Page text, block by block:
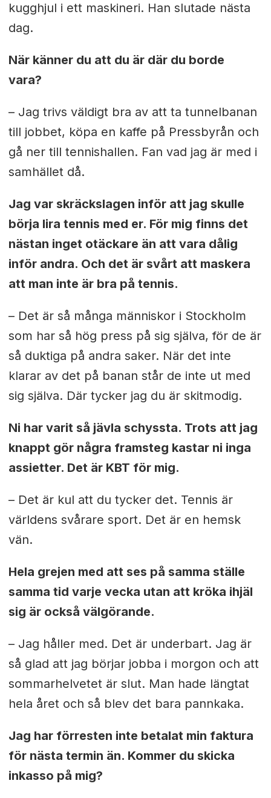
kugghjul i ett maskineri. Han slutade nästa
dag.
När känner du att du är där du borde
vara?
– Jag trivs väldigt bra av att ta tunnelbanan
till jobbet, köpa en kaffe på Pressbyrån och
gå ner till tennishallen. Fan vad jag är med i
samhället då.
Jag var skräckslagen inför att jag skulle
börja lira tennis med er. För mig finns det
nästan inget otäckare än att vara dålig
inför andra. Och det är svårt att maskera
att man inte är bra på tennis.
– Det är så många människor i Stockholm
som har så hög press på sig själva, för de är
så duktiga på andra saker. När det inte
klarar av det på banan står de inte ut med
sig själva. Där tycker jag du är skitmodig.
Ni har varit så jävla schyssta. Trots att jag
knappt gör några framsteg kastar ni inga
assietter. Det är KBT för mig.
– Det är kul att du tycker det. Tennis är
världens svårare sport. Det är en hemsk
vän.
Hela grejen med att ses på samma ställe
samma tid varje vecka utan att kröka ihjäl
sig är också välgörande.
– Jag håller med. Det är underbart. Jag är
så glad att jag börjar jobba i morgon och att
sommarhelvetet är slut. Man hade längtat
hela året och så blev det bara pannkaka.
Jag har förresten inte betalat min faktura
för nästa termin än. Kommer du skicka
inkasso på mig?